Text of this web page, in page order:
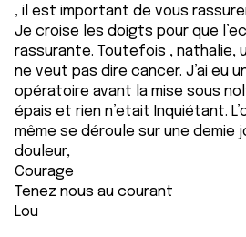
, il est important de vous
Je croise les doigts pour que
rassurante. Toutefois , nathalie,
ne veut pas dire cancer. J’ai eu
opératoire avant la mise sous
épais et rien n’etait Inquiétant.
même se déroule sur une demie
douleur,
Courage
Tenez nous au courant
Lou